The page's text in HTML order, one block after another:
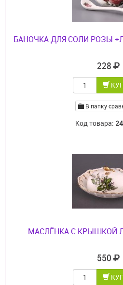
БАНОЧКА ДЛЯ СОЛИ РОЗЫ
228
В папку
Код товара:
МАСЛЁНКА С КРЫШКОЙ
550